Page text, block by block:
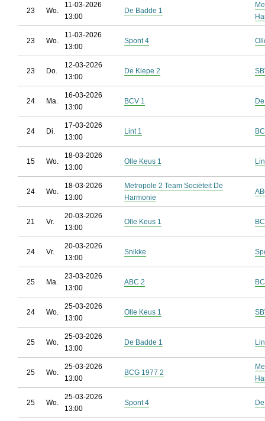
23 Wo.
11-03-2026
13:00
De Badde 1
23 Wo.
11-03-2026
13:00
Spont 4
23 Do.
12-03-2026
13:00
De Kiepe 2
24 Ma.
16-03-2026
13:00
BCV 1
24 Di.
17-03-2026
13:00
Lint 1
15 Wo.
18-03-2026
13:00
Olle Keus 1
24 Wo.
18-03-2026
13:00
Metropole 2 Team Sociëteit De
Harmonie
21 Vr.
20-03-2026
13:00
Olle Keus 1
24 Vr.
20-03-2026
13:00
Snikke
25 Ma.
23-03-2026
13:00
ABC 2
24 Wo.
25-03-2026
13:00
Olle Keus 1
25 Wo.
25-03-2026
13:00
De Badde 1
25 Wo.
25-03-2026
13:00
BCG 1977 2
25 Wo.
25-03-2026
13:00
Spont 4